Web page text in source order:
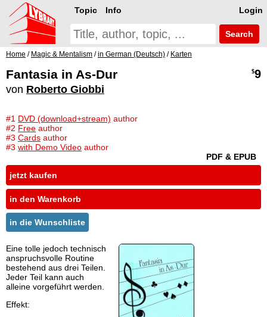
Login
Topic Info
Search
Home / Magic & Mentalism /in German (Deutsch) / Karten
Fantasia in As-Dur
von Roberto Giobbi
#1 DVD (download+stream) author
#2 Free author
#3 Cards author
#3 with Demo Video author
$9
PDF & EPUB
jetzt kaufen
in den Warenkorb
in die Wunschliste
Eine tolle jedoch technisch
anspruchsvolle Routine
bestehend aus drei Teilen.
Jeder Teil kann auch
alleine vorgeführt werden.
Effekt: